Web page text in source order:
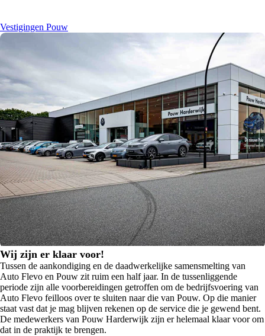
Vestigingen Pouw
Wij zijn er klaar voor!
Tussen de aankondiging en de daadwerkelijke samensmelting van
Auto Flevo en Pouw zit ruim een half jaar. In de tussenliggende
periode zijn alle voorbereidingen getroffen om de bedrijfsvoering van
Auto Flevo feilloos over te sluiten naar die van Pouw. Op die manier
staat vast dat je mag blijven rekenen op de service die je gewend bent.
De medewerkers van Pouw Harderwijk zijn er helemaal klaar voor om
dat in de praktijk te brengen.